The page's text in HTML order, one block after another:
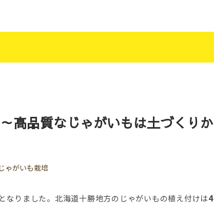
高品質なじゃがいもは土づくりか
ゃがいも栽培
なりました。北海道十勝地方のじゃがいもの植え付けは4